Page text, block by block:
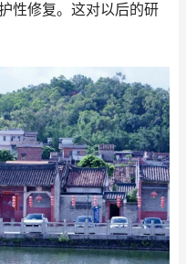
性修复。这对以后的研